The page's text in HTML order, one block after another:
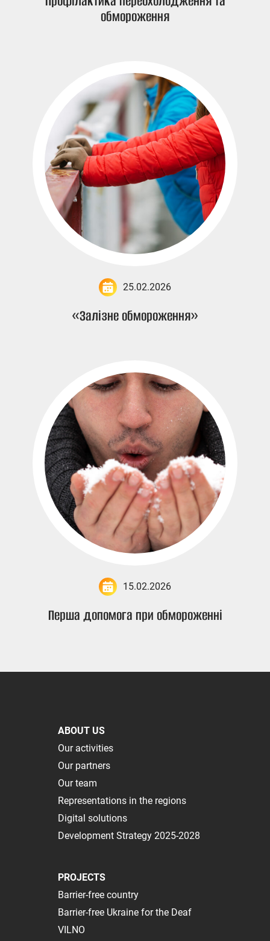
обмороження
25.02.2026
«Залізне обмороження»
15.02.2026
Перша допомога при обмороженні
ABOUT US
Our activities
Our partners
Our team
Representations in the regions
Digital solutions
Development Strategy 2025-2028
PROJECTS
Barrier-free country
Barrier-free Ukraine for the Deaf
VILNO